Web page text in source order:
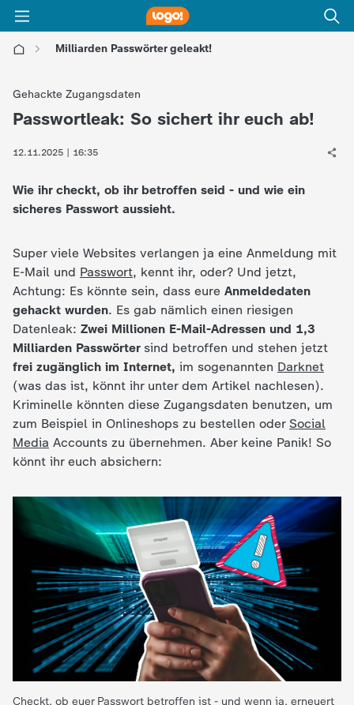
Milliarden Passwörter geleakt!
o
g
o
d
K
n
a
Gehackte Zugangsdaten
:
Passwortleak: So sichert ihr euch ab!
12.11.2025 | 16:35
Wie ihr checkt, ob ihr betroffen seid - und wie ein
sicheres Passwort aussieht.
Super viele Websites verlangen ja eine Anmeldung mit
E-Mail und Passwort, kennt ihr, oder? Und jetzt,
Achtung: Es könnte sein, dass eure Anmeldedaten
gehackt wurden. Es gab nämlich einen riesigen
Datenleak: Zwei Millionen E-Mail-Adressen und 1,3
Milliarden Passwörter sind betroffen und stehen jetzt
frei zugänglich im Internet, im sogenannten Darknet
(was das ist, könnt ihr unter dem Artikel nachlesen).
Kriminelle könnten diese Zugangsdaten benutzen, um
zum Beispiel in Onlineshops zu bestellen oder Social
Media Accounts zu übernehmen. Aber keine Panik! So
könnt ihr euch absichern:
Checkt, ob euer Passwort betroffen ist - und wenn ja, erneuert